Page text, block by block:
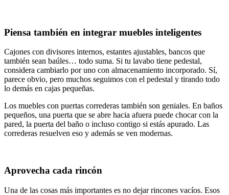
Piensa también en integrar muebles inteligentes
Cajones con divisores internos, estantes ajustables, bancos que
también sean baúles… todo suma. Si tu lavabo tiene pedestal,
considera cambiarlo por uno con almacenamiento incorporado. Sí,
parece obvio, pero muchos seguimos con el pedestal y tirando todo
lo demás en cajas pequeñas.
Los muebles con puertas correderas también son geniales. En baños
pequeños, una puerta que se abre hacia afuera puede chocar con la
pared, la puerta del baño o incluso contigo si estás apurado. Las
correderas resuelven eso y además se ven modernas.
Aprovecha cada rincón
Una de las cosas más importantes es no dejar rincones vacíos. Esos